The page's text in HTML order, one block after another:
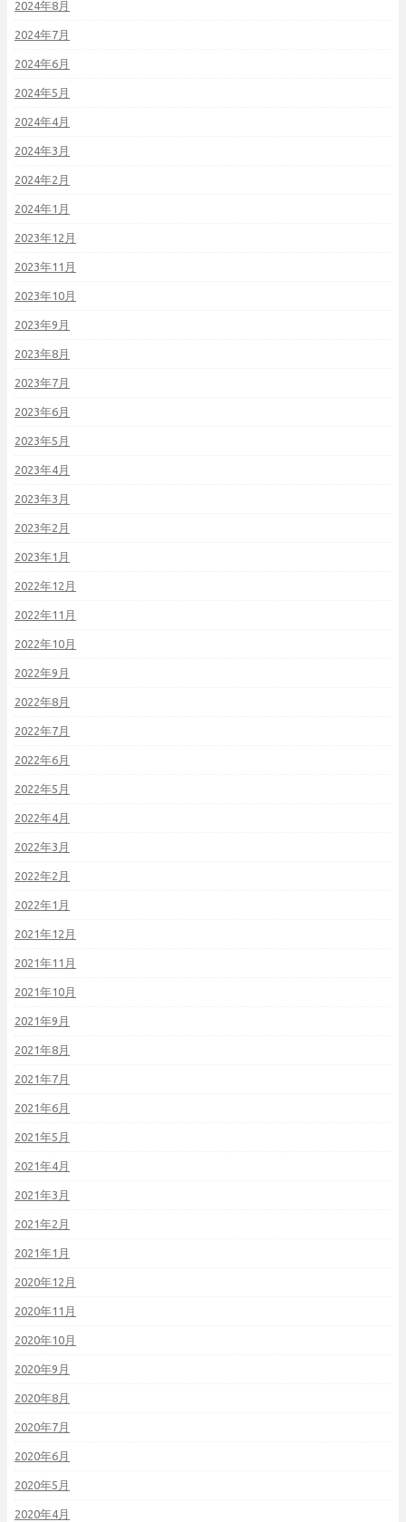
2024年8月
2024年7月
2024年6月
2024年5月
2024年4月
2024年3月
2024年2月
2024年1月
2023年12月
2023年11月
2023年10月
2023年9月
2023年8月
2023年7月
2023年6月
2023年5月
2023年4月
2023年3月
2023年2月
2023年1月
2022年12月
2022年11月
2022年10月
2022年9月
2022年8月
2022年7月
2022年6月
2022年5月
2022年4月
2022年3月
2022年2月
2022年1月
2021年12月
2021年11月
2021年10月
2021年9月
2021年8月
2021年7月
2021年6月
2021年5月
2021年4月
2021年3月
2021年2月
2021年1月
2020年12月
2020年11月
2020年10月
2020年9月
2020年8月
2020年7月
2020年6月
2020年5月
2020年4月